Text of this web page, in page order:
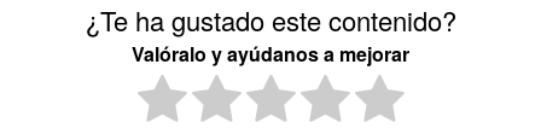
¿Te ha gustado este contenido?
Valóralo y ayúdanos a mejorar